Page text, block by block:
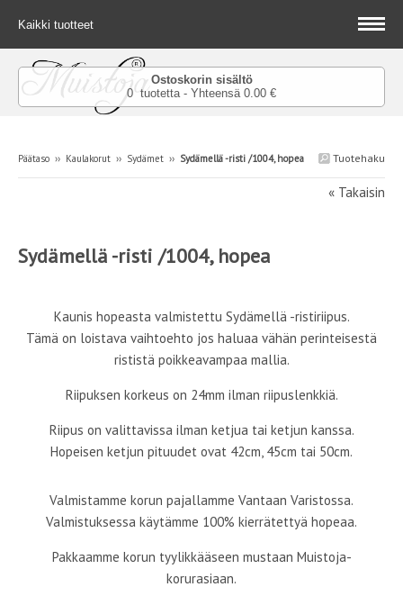
Kaikki tuotteet
Ostoskorin sisältö
0 tuotetta - Yhteensä 0.00 €
Tuotehaku
Päätaso ›› Kaulakorut ›› Sydämet ›› Sydämellä -risti /1004, hopea
« Takaisin
Sydämellä -risti /1004, hopea
Kaunis hopeasta valmistettu Sydämellä -ristiriipus.
Tämä on loistava vaihtoehto jos haluaa vähän perinteisestä
rististä poikkeavampaa mallia.
Riipuksen korkeus on 24mm ilman riipuslenkkiä.
Riipus on valittavissa ilman ketjua tai ketjun kanssa.
Hopeisen ketjun pituudet ovat 42cm, 45cm tai 50cm.
Valmistamme korun pajallamme Vantaan Varistossa.
Valmistuksessa käytämme 100% kierrätettyä hopeaa.
Pakkaamme korun tyylikkääseen mustaan Muistoja-
korurasiaan.